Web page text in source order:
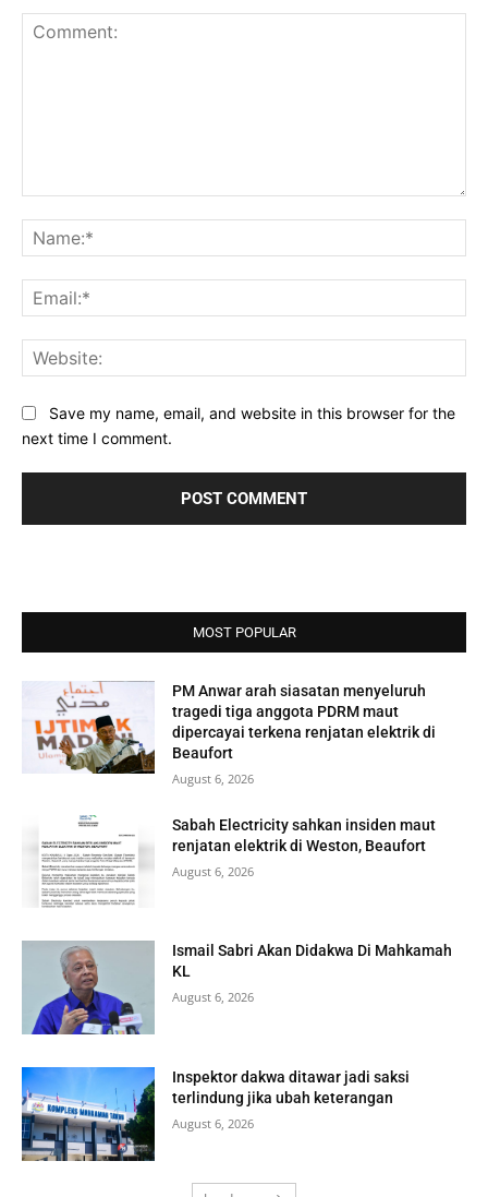
Save my name, email, and website in this browser for the
next time I comment.
MOST POPULAR
PM Anwar arah siasatan menyeluruh
tragedi tiga anggota PDRM maut
dipercayai terkena renjatan elektrik di
Beaufort
August 6, 2026
Sabah Electricity sahkan insiden maut
renjatan elektrik di Weston, Beaufort
August 6, 2026
Ismail Sabri Akan Didakwa Di Mahkamah
KL
August 6, 2026
Inspektor dakwa ditawar jadi saksi
terlindung jika ubah keterangan
August 6, 2026